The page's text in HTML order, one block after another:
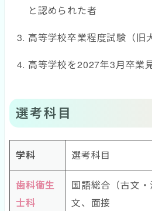
と認められた者
高等学校卒業程度試験（旧
高等学校を2027年3月卒業
選考科目
学科 選考科目
歯科衛生
士科
国語総合（古文
文、面接